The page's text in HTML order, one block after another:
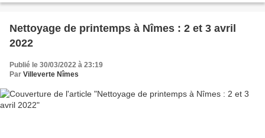
Nettoyage de printemps à Nîmes : 2 et 3 avril
2022
Publié le 30/03/2022 à 23:19
Par Villeverte Nîmes